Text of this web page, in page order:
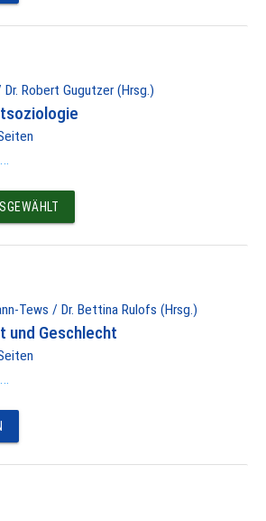
Dr. Robert Gugutzer (Hrsg.)
Tews / Dr. Bettina Rulofs (Hrsg.)
und Geschlecht